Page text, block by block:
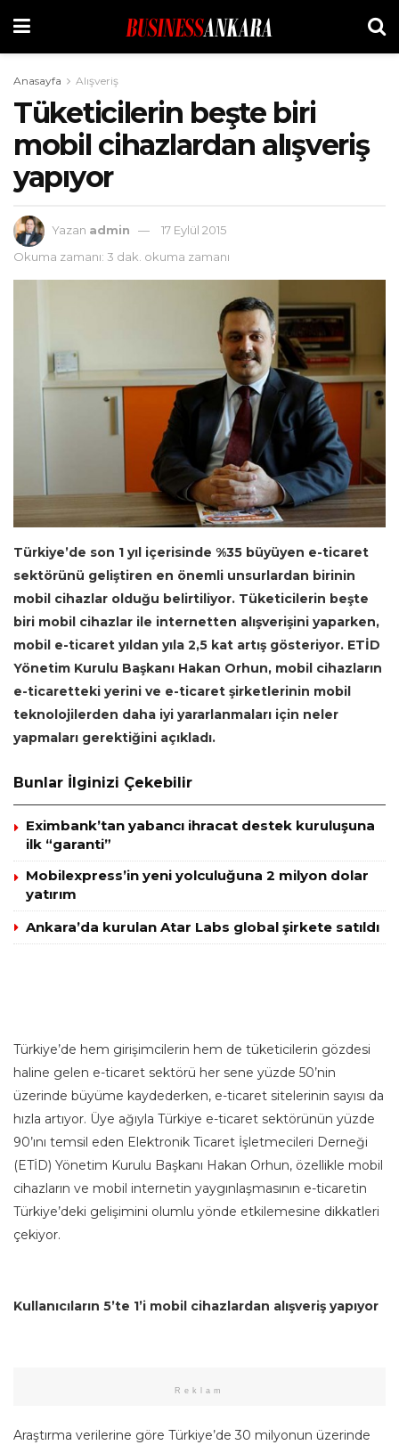
Anasayfa Alışveriş
Tüketicilerin beşte biri
mobil cihazlardan alışveriş
yapıyor
Yazan admin
17 Eylül 2015
Okuma zamanı: 3 dak. okuma zamanı
Türkiye’de son 1 yıl içerisinde %35 büyüyen e-ticaret
sektörünü geliştiren en önemli unsurlardan birinin
mobil cihazlar olduğu belirtiliyor. Tüketicilerin beşte
biri mobil cihazlar ile internetten alışverişini yaparken,
mobil e-ticaret yıldan yıla 2,5 kat artış gösteriyor. ETİD
Yönetim Kurulu Başkanı Hakan Orhun, mobil cihazların
e-ticaretteki yerini ve e-ticaret şirketlerinin mobil
teknolojilerden daha iyi yararlanmaları için neler
yapmaları gerektiğini açıkladı.
Bunlar İlginizi Çekebilir
Eximbank’tan yabancı ihracat destek kuruluşuna
ilk “garanti”
Mobilexpress’in yeni yolculuğuna 2 milyon dolar
yatırım
Ankara’da kurulan Atar Labs global şirkete satıldı
Türkiye’de hem girişimcilerin hem de tüketicilerin gözdesi
haline gelen e-ticaret sektörü her sene yüzde 50’nin
üzerinde büyüme kaydederken, e-ticaret sitelerinin sayısı da
hızla artıyor. Üye ağıyla Türkiye e-ticaret sektörünün yüzde
90’ını temsil eden Elektronik Ticaret İşletmecileri Derneği
(ETİD) Yönetim Kurulu Başkanı Hakan Orhun, özellikle mobil
cihazların ve mobil internetin yaygınlaşmasının e-ticaretin
Türkiye’deki gelişimini olumlu yönde etkilemesine dikkatleri
çekiyor.
Kullanıcıların 5’te 1’i mobil cihazlardan alışveriş yapıyor
Reklam
Araştırma verilerine göre Türkiye’de 30 milyonun üzerinde